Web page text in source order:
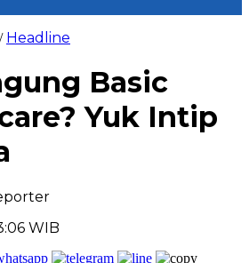
/ Headline
Basic
Yuk Intip
WIB